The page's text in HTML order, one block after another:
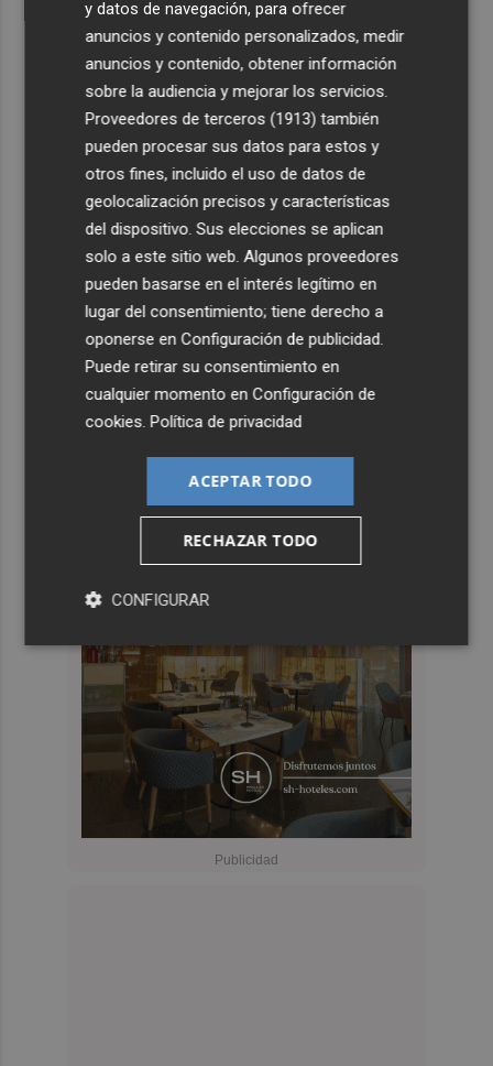
y datos de navegación, para ofrecer
anuncios y contenido personalizados, medir
anuncios y contenido, obtener información
sobre la audiencia y mejorar los servicios.
Proveedores de terceros (1913) también
pueden procesar sus datos para estos y
otros fines, incluido el uso de datos de
geolocalización precisos y características
del dispositivo. Sus elecciones se aplican
solo a este sitio web. Algunos proveedores
pueden basarse en el interés legítimo en
lugar del consentimiento; tiene derecho a
oponerse enConfiguración de publicidad
Puede retirar su consentimiento en
cualquier momento enConfiguración de
cookies .Política de privacidad
ACEPTAR TODO
RECHAZAR TODO
CONFIGURAR